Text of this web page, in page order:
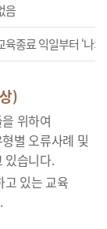
음
육종료 익일부터 ‘나
)
위하여
별 오류사례 및
있습니다.
고 있는 교육